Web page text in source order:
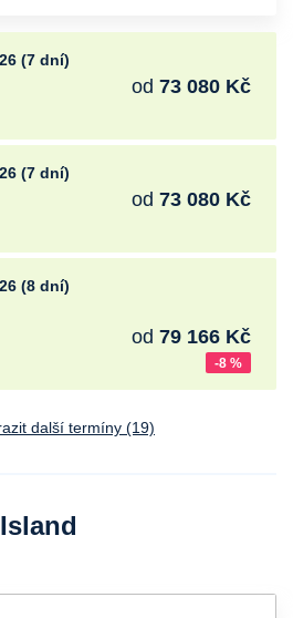
(7 dní)
od 73 080 Kč
(7 dní)
od 73 080 Kč
(8 dní)
-8 %
od 79 166 Kč
další termíny (19)